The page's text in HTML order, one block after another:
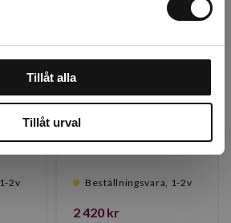
Tillåt alla
Tillåt urval
2v
OAS 50 granit 18L
Beställningsvara, 1-2v
2 420 kr